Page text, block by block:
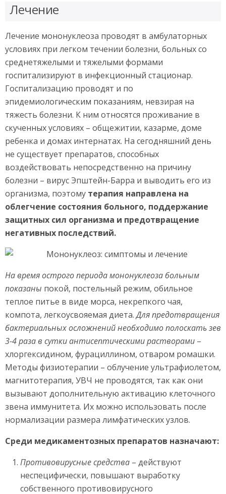
Лечение
Лечение мононуклеоза проводят в амбулаторных
условиях при легком течении болезни, больных со
среднетяжелыми и тяжелыми формами
госпитализируют в инфекционный стационар.
Госпитализацию проводят и по
эпидемиологическим показаниям, невзирая на
тяжесть болезни. К ним относятся проживание в
скученных условиях – общежитии, казарме, доме
ребенка и домах интернатах. На сегодняшний день
не существует препаратов, способных
воздействовать непосредственно на причину
болезни – вирус Эпштейн-Барра и выводить его из
организма, поэтому терапия направлена на
облегчение состояния больного, поддержание
защитных сил организма и предотвращение
негативных последствий.
На время острого периода мононуклеоза больным
показаны покой, постельный режим, обильное
теплое питье в виде морса, некрепкого чая,
компота, легкоусвояемая диета.Для предотвращения
бактериальных осложнений необходимо полоскать зев
3-4 раза в сутки антисептическими растворами –
хлоргексидином, фурациллином, отваром ромашки.
Методы физиотерапии – облучение ультрафиолетом,
магнитотерапия, УВЧ не проводятся, так как они
вызывают дополнительную активацию клеточного
звена иммунитета. Их можно использовать после
нормализации размера лимфатических узлов.
Среди медикаментозных препаратов назначают:
Противовирусные средства – действуют
неспецифически, повышают выработку
собственного противовирусного